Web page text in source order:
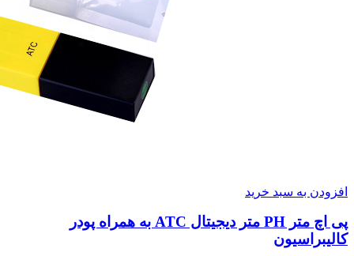
افزودن به سبد خرید
پی اچ متر PH متر دیجیتال ATC به همراه پودر
کالیبراسیون